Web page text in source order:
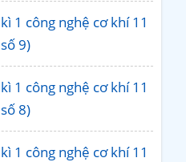
1 công nghệ cơ khí 11
9)
1 công nghệ cơ khí 11
8)
1 công nghệ cơ khí 11